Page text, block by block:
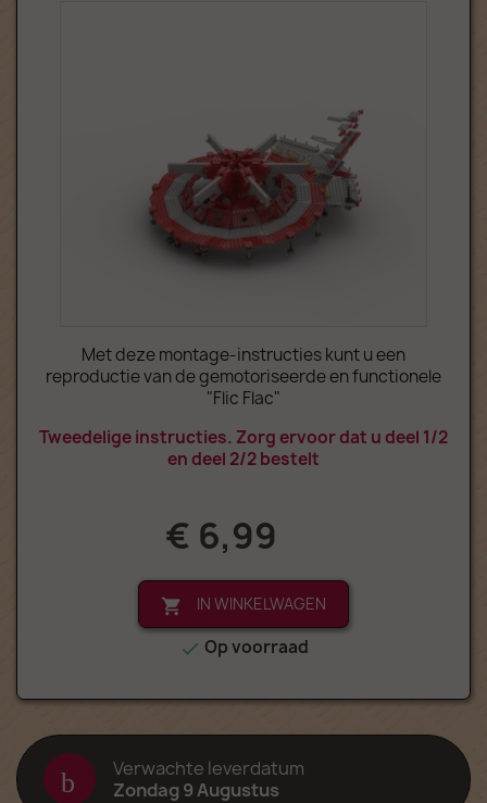
Met deze montage-instructies kunt u een
reproductie van de gemotoriseerde en functionele
"Flic Flac"
Tweedelige instructies. Zorg ervoor dat u deel 1/2
en deel 2/2 bestelt
€ 6,99
 IN WINKELWAGEN
 Op voorraad
Verwachte leverdatum
Zondag 9 Augustus